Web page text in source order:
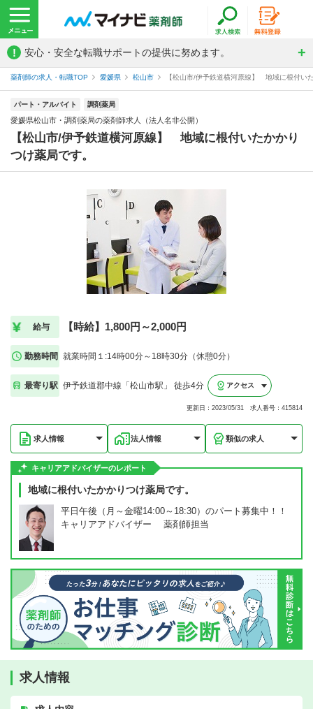
! 安心・安全な転職サポートの提供に努めます。
薬剤師の求人・転職TOP 愛媛県 松山市 【松山市/伊予鉄道横河原線】 地域に根付い
パート・アルバイト 調剤薬局
愛媛県松山市・調剤薬局の薬剤師求人（法人名非公開）
【松山市/伊予鉄道横河原線】 地域に根付いたかかり
つけ薬局です。
給与 【時給】1,800円～2,000円
勤務時間 就業時間１:14時00分～18時30分（休憩0分）
最寄り駅 伊予鉄道郡中線「松山市駅」 徒歩4分 アクセス
更新日：2023/05/31 求人番号：415814
求人情報 法人情報 類似の求人
キャリアアドバイザーのレポート
地域に根付いたかかりつけ薬局です。
平日午後（月～金曜14:00～18:30）のパート募集中！！
キャリアアドバイザー 薬剤師担当
求人情報